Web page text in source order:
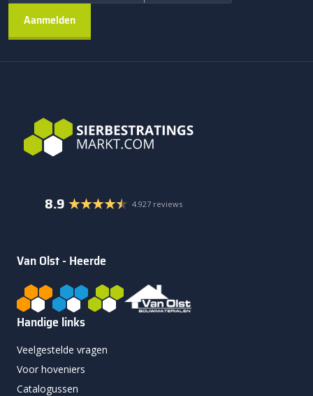
8.9 4.927 reviews
Van Olst - Heerde
Handige links
Veelgestelde vragen
Voor hoveniers
Catalogussen